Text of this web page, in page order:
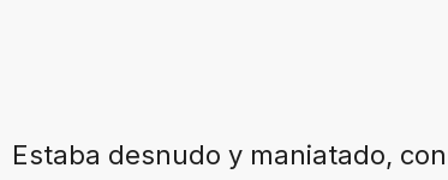
Estaba desnudo y maniatado,